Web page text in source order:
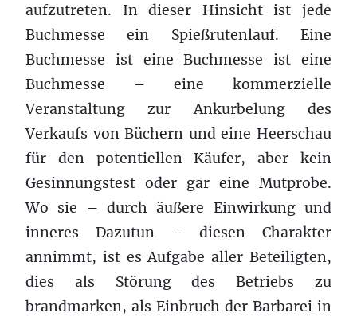
aufzutreten. In dieser Hinsicht ist jede
Buchmesse ein Spießrutenlauf. Eine
Buchmesse ist eine Buchmesse ist eine
Buchmesse – eine kommerzielle
Veranstaltung zur Ankurbelung des
Verkaufs von Büchern und eine Heerschau
für den potentiellen Käufer, aber kein
Gesinnungstest oder gar eine Mutprobe.
Wo sie – durch äußere Einwirkung und
inneres Dazutun – diesen Charakter
annimmt, ist es Aufgabe aller Beteiligten,
dies als Störung des Betriebs zu
brandmarken, als Einbruch der Barbarei in